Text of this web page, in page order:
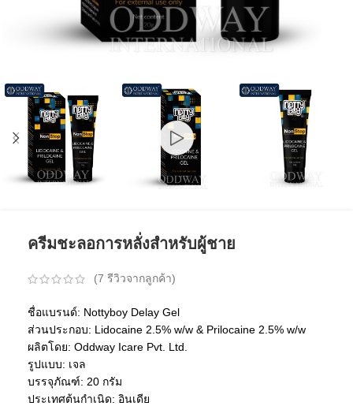
ครีมชะลอการหลั่งสำหรับผู้ชาย
(7 รีวิวจากลูกค้า)
ชื่อแบรนด์: Nottyboy Delay Gel
ส่วนประกอบ: Lidocaine 2.5% w/w & Prilocaine 2.5% w/w
ผลิตโดย: Oddway Icare Pvt. Ltd.
รูปแบบ: เจล
บรรจุภัณฑ์: 20 กรัม
ประเทศต้นกำเนิด: อินเดีย